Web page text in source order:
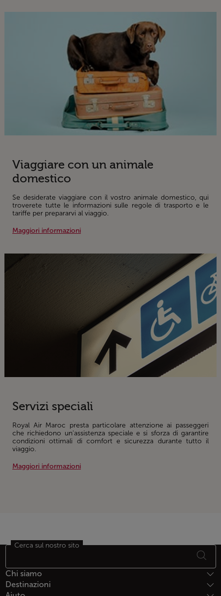
Viaggiare con un animale
domestico
Se desiderate viaggiare con il vostro animale domestico, qui
troverete tutte le informazioni sulle regole di trasporto e le
tariffe per prepararvi al viaggio.
Maggiori informazioni
Servizi speciali
Royal Air Maroc presta particolare attenzione ai passeggeri
che richiedono un'assistenza speciale e si sforza di garantire
condizioni ottimali di comfort e sicurezza durante tutto il
viaggio.
Maggiori informazioni
Piè di pagina Mappa del sito
Cerca sul nostro sito
Chi siamo
Destinazioni